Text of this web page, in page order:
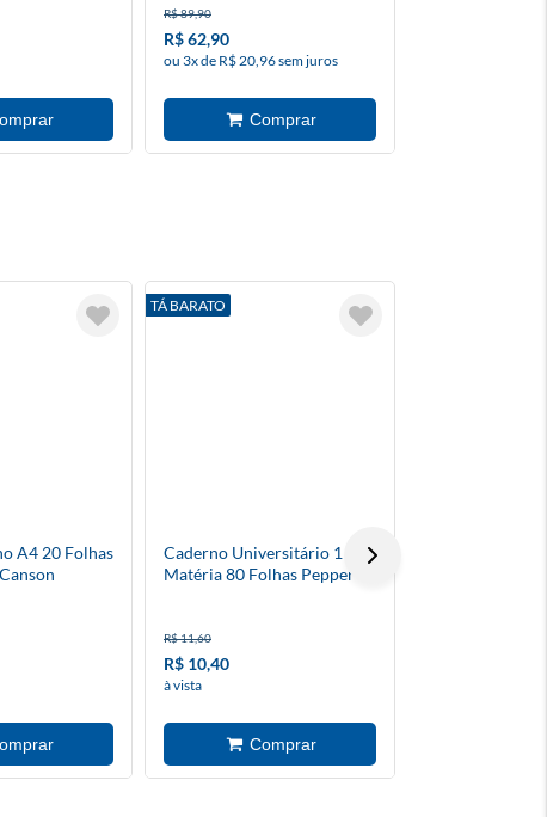
R$ 89,90
R$ 62,90
ou 3x de R$ 20,96 sem juros
A4 20 Folhas
TÁ BARATO
Caderno Universitário 1
Matéria 80 Folhas Pepper
R$ 11,60
R$ 10,40
à vista